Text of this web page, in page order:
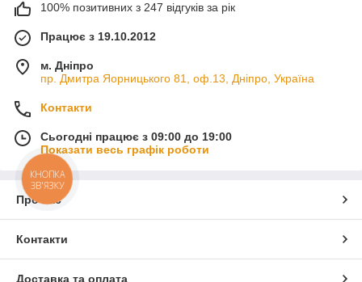
100% позитивних з 247 відгуків за рік
Працює з 19.10.2012
м. Дніпро
пр. Дмитра Яорницького 81, оф.13, Дніпро, Україна
Контакти
Сьогодні працює з 09:00 до 19:00
Показати весь графік роботи
Про нас
Контакти
Доставка та оплата
КНОПКА
ЗВ'ЯЗКУ